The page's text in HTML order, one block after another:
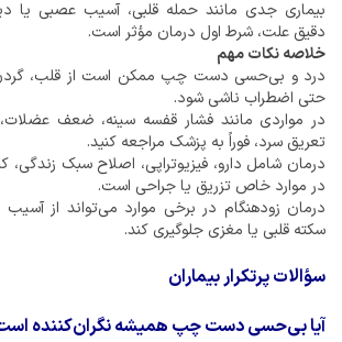
بیماری جدی مانند حمله قلبی، آسیب عصبی
دقیق علت، شرط اول درمان مؤثر است.
خلاصه نکات مهم
درد و بی‌حسی دست چپ ممکن است از قلب،
حتی اضطراب ناشی شود.
در مواردی مانند فشار قفسه سینه، ضعف
تعریق سرد، فوراً به پزشک مراجعه کنید.
درمان شامل دارو، فیزیوتراپی، اصلاح سبک زندگی،
در موارد خاص تزریق یا جراحی است.
درمان زودهنگام در برخی موارد می‌تواند از
سکته قلبی یا مغزی جلوگیری کند.
سؤالات پرتکرار بیماران
آیا بی‌حسی دست چپ همیشه نگران‌کننده